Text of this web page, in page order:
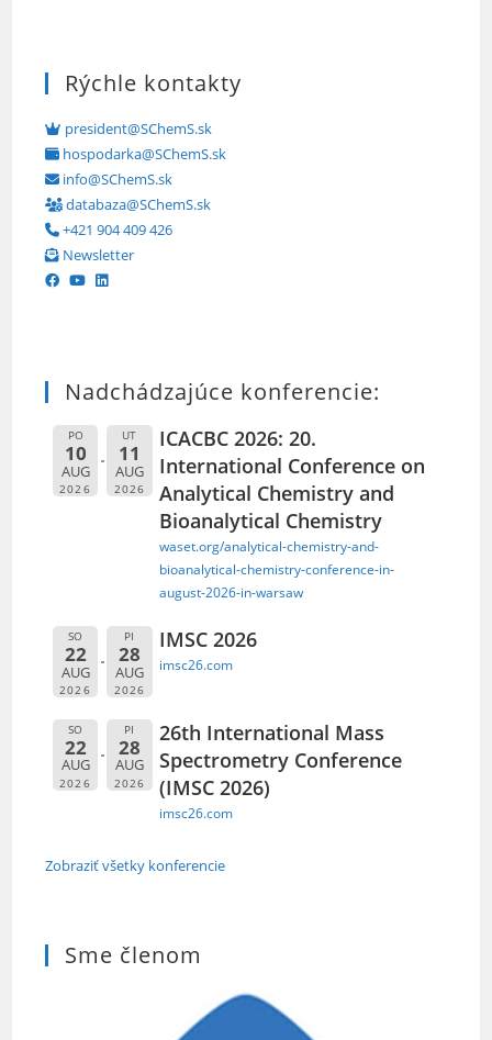
Rýchle kontakty
president@SChemS.sk
hospodarka@SChemS.sk
info@SChemS.sk
databaza@SChemS.sk
+421 904 409 426
Newsletter
Nadchádzajúce konferencie:
PO
10
AUG
2026
UT
11
AUG
2026
ICACBC 2026: 20.
International Conference on
Analytical Chemistry and
Bioanalytical Chemistry
waset.org/analytical-chemistry-and-
bioanalytical-chemistry-conference-in-
august-2026-in-warsaw
SO
22
AUG
2026
PI
28
AUG
2026
IMSC 2026
imsc26.com
SO
22
AUG
2026
PI
28
AUG
2026
26th International Mass
Spectrometry Conference
(IMSC 2026)
imsc26.com
Zobraziť všetky konferencie
Sme členom